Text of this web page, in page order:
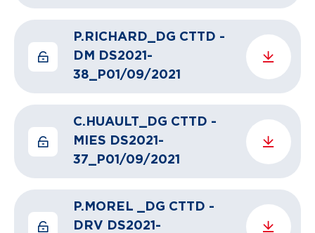
P.RICHARD_DG CTTD -
DM DS2021-
38_P01/09/2021
C.HUAULT_DG CTTD -
MIES DS2021-
37_P01/09/2021
P.MOREL _DG CTTD -
DRV DS2021-